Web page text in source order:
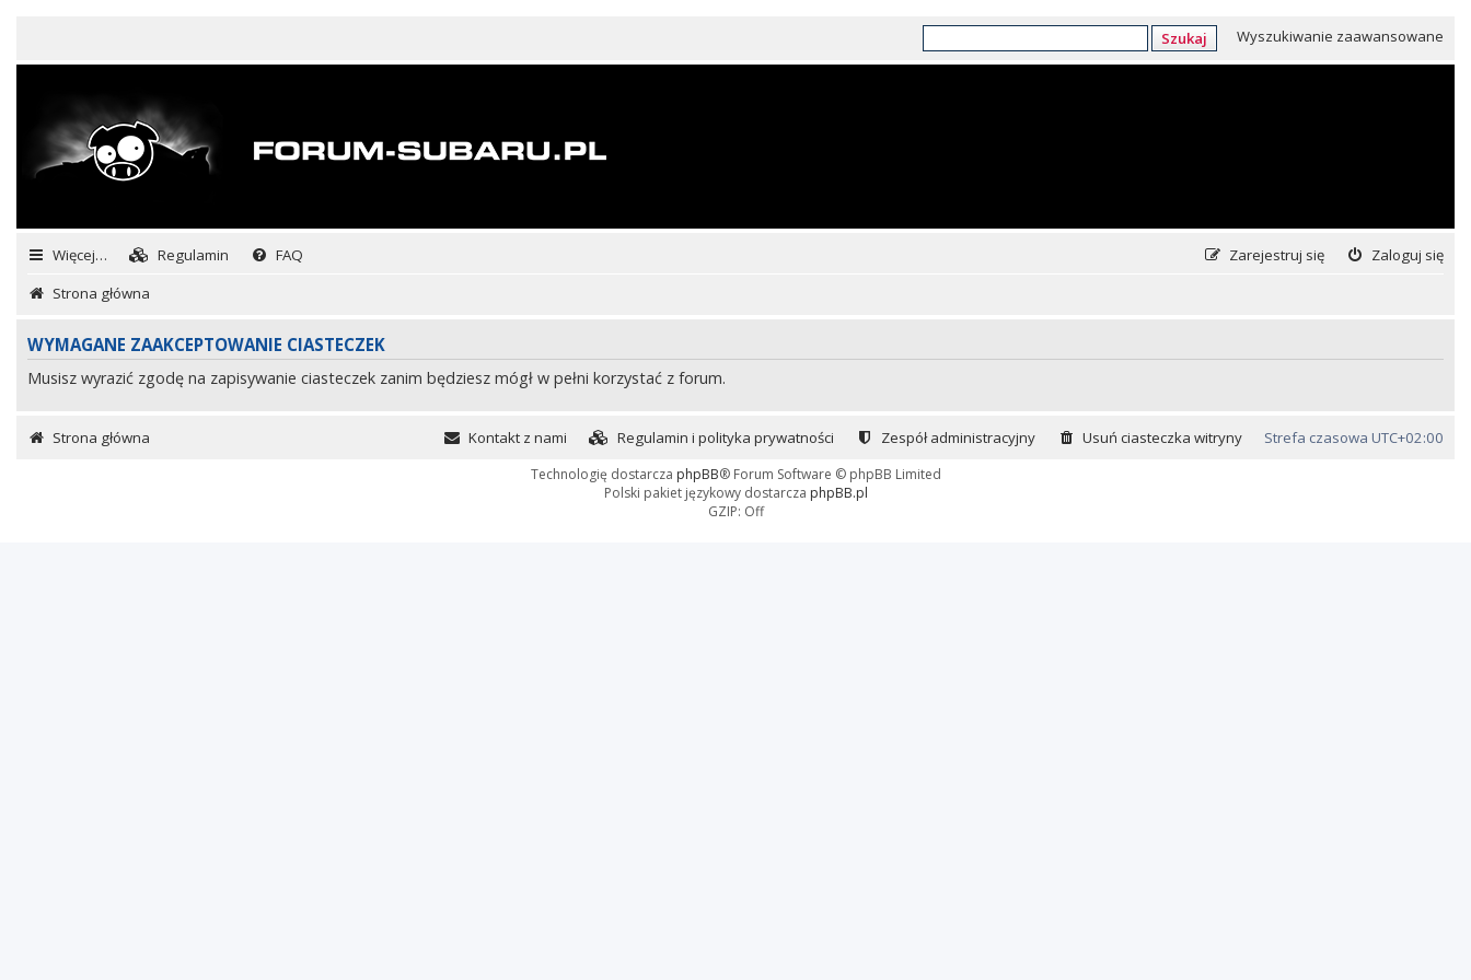
Szukaj Wyszukiwanie zaawansowane
Więcej… Regulamin FAQ Zaloguj się
Zarejestruj się
Strona główna
WYMAGANE ZAAKCEPTOWANIE CIASTECZEK
Musisz wyrazić zgodę na zapisywanie ciasteczek zanim będziesz mógł w pełni korzystać z forum.
Strona główna Strefa czasowa UTC+02:00
Usuń ciasteczka witryny
Zespół administracyjny
Regulamin i polityka prywatności
Kontakt z nami
Technologię dostarcza phpBB® Forum Software © phpBB Limited
Polski pakiet językowy dostarcza phpBB.pl
GZIP: Off